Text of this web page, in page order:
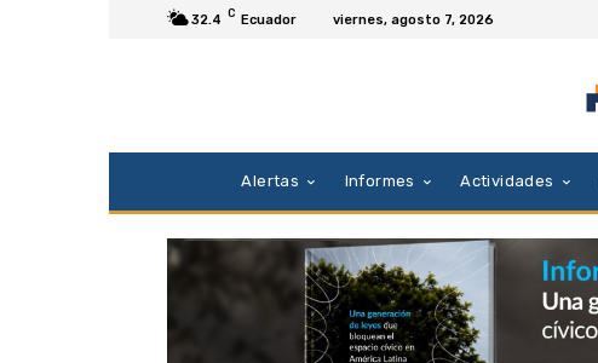
32.4 C Ecuador viernes, agosto 7, 2026
Alertas Informes Actividades